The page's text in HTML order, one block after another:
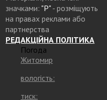
значками: "Р"- розміщують
на правах реклами або
партнерства
РЕДАКЦІЙНА ПОЛІТИКА
Погода
Житомир
вологість:
тиск: